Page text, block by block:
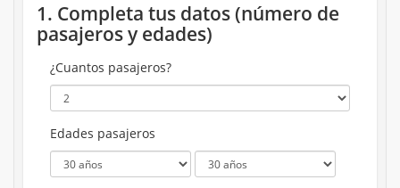
1. Completa tus datos (número de
pasajeros y edades)
¿Cuantos pasajeros?
Edades pasajeros